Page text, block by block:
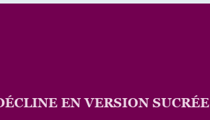
EN VERSION